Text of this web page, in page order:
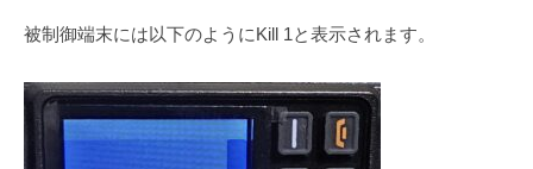
被制御端末には以下のようにKill 1と表示されます。